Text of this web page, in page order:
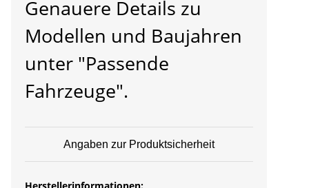
Genauere Details zu
Modellen und Baujahren
unter "Passende
Fahrzeuge".
Angaben zur Produktsicherheit